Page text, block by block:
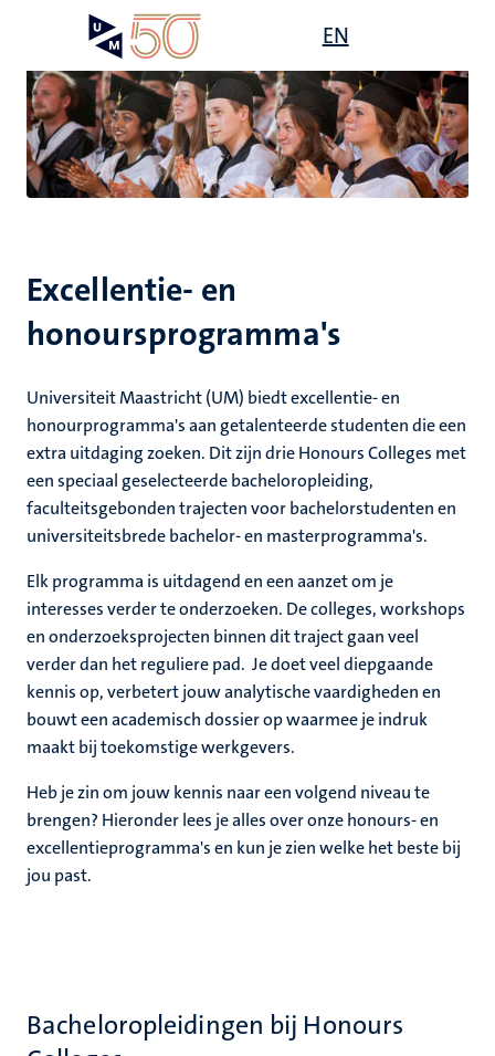
naar
inhoud
gaan
EN
the
Excellentie- en
honoursprogramma's
Universiteit Maastricht (UM) biedt excellentie- en
honourprogramma's aan getalenteerde studenten die een
extra uitdaging zoeken. Dit zijn drie Honours Colleges met
een speciaal geselecteerde bacheloropleiding,
faculteitsgebonden trajecten voor bachelorstudenten en
universiteitsbrede bachelor- en masterprogramma's.
Elk programma is uitdagend en een aanzet om je
interesses verder te onderzoeken. De colleges, workshops
en onderzoeksprojecten binnen dit traject gaan veel
verder dan het reguliere pad. Je doet veel diepgaande
kennis op, verbetert jouw analytische vaardigheden en
bouwt een academisch dossier op waarmee je indruk
maakt bij toekomstige werkgevers.
Heb je zin om jouw kennis naar een volgend niveau te
brengen? Hieronder lees je alles over onze honours- en
excellentieprogramma's en kun je zien welke het beste bij
jou past.
Bacheloropleidingen bij Honours